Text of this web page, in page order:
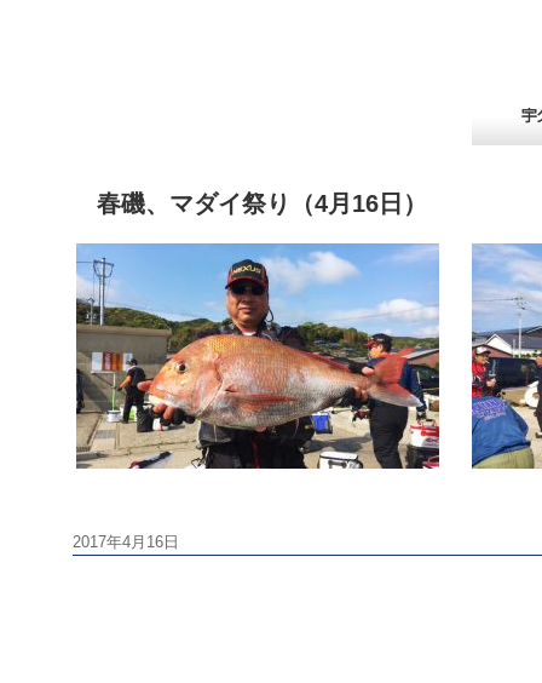
春磯、マダイ祭り（4月16日）
投
2017年4月16日